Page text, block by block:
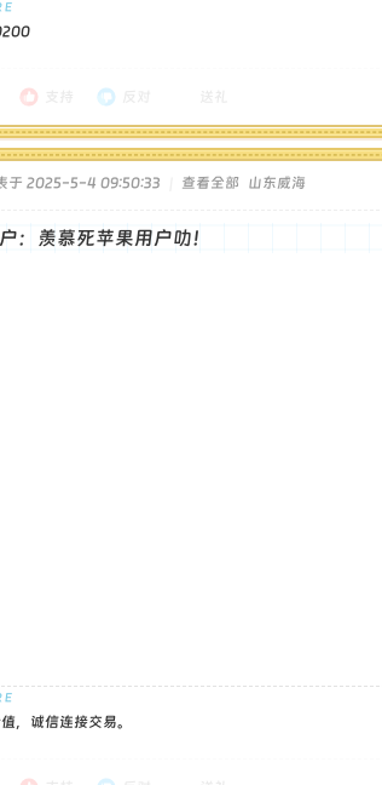
于 2025-5-4 09:50:33 查看全部 山东威海
：羡慕死苹果用户叻！
，诚信连接交易。